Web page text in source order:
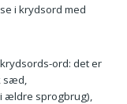
i krydsord med
ord: det er
sæd,
ældre sprogbrug),